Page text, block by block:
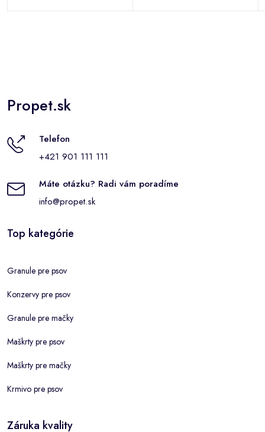
Propet.sk
Telefon
+421 901 111 111
Máte otázku? Radi vám poradíme
info@propet.sk
Top kategórie
Granule pre psov
Konzervy pre psov
Granule pre mačky
Maškrty pre psov
Maškrty pre mačky
Krmivo pre psov
Záruka kvality